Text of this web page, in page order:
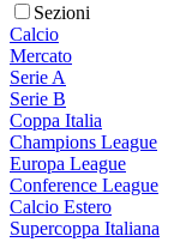
Sezioni
Calcio
Mercato
Serie A
Serie B
Coppa Italia
Champions League
Europa League
Conference League
Calcio Estero
Supercoppa Italiana